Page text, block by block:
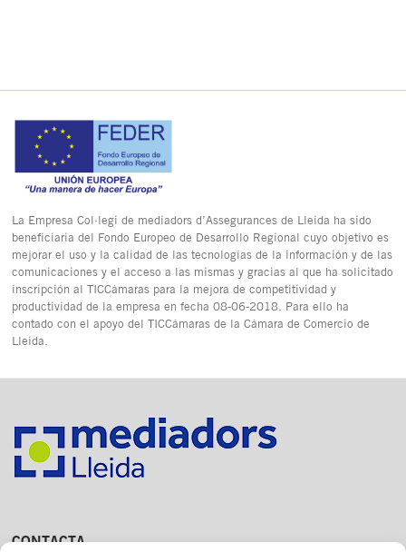
La Empresa Col·legi de mediadors d’Assegurances de Lleida ha sido
beneficiaria del Fondo Europeo de Desarrollo Regional cuyo objetivo es
mejorar el uso y la calidad de las tecnologías de la información y de las
comunicaciones y el acceso a las mismas y gracias al que ha solicitado
inscripción al TICCámaras para la mejora de competitividad y
productividad de la empresa en fecha 08-06-2018. Para ello ha
contado con el apoyo del TICCámaras de la Cámara de Comercio de
Lleida.
CONTACTA